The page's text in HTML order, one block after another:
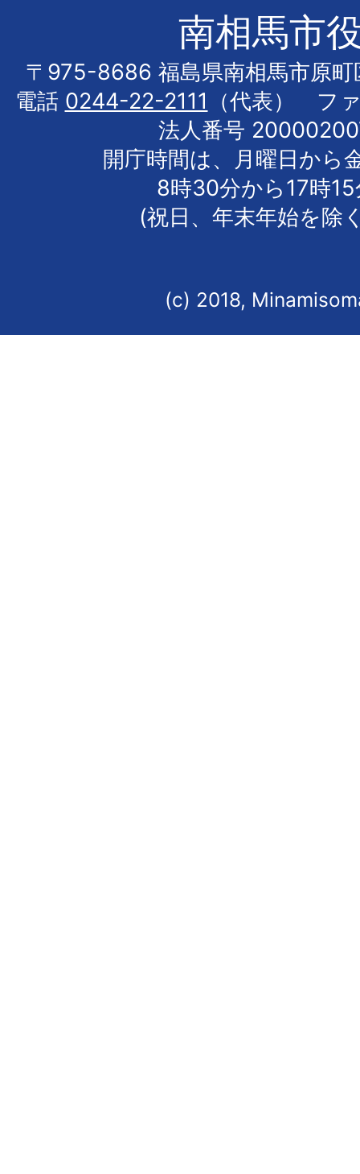
南相馬市
〒975-8686 福島県南相馬市原町
電話 0244-22-2111
（代表） フ
法人番号
開庁時間は、月曜日から
8時30分から17時
(祝日、年末年始を除
(c) 2018,